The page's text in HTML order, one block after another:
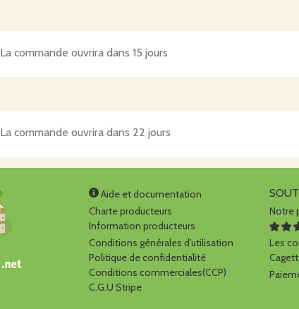
La commande ouvrira dans 15 jours
La commande ouvrira dans 22 jours
Aide et documentation
Charte producteurs
Information producteurs
Conditions générales d'utilisation
Politique de confidentialité
Conditions commerciales(CCP)
C.G.U Stripe
Notre
Les